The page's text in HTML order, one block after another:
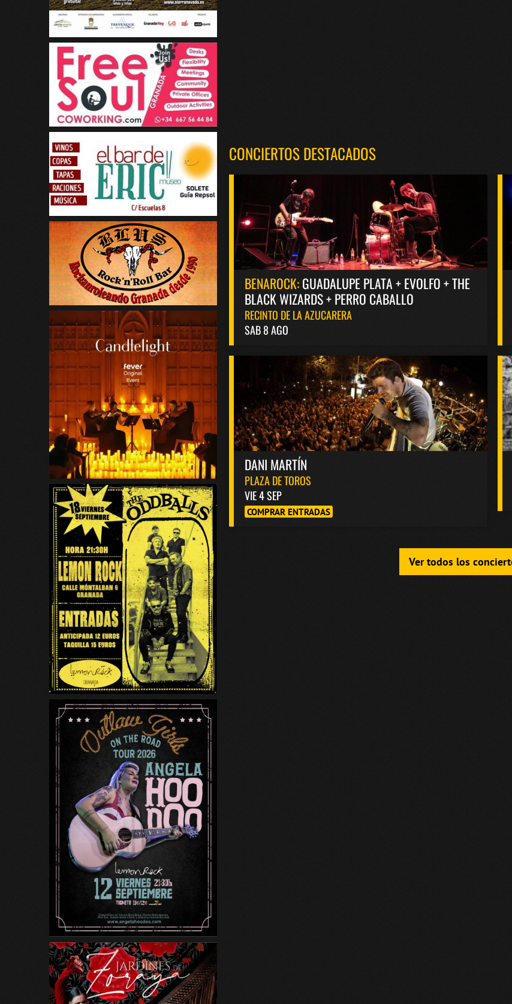
CONCIERTOS DESTACADOS
BENAROCK:GUADALUPE PLATA + EVOLFO + THE
BLACK WIZARDS + PERRO CABALLO
RECINTO DE LA AZUCARERA
SAB 8 AGO
DANI MARTÍN
PLAZA DE TOROS
VIE 4 SEP
COMPRAR ENTRADAS
Ver todos los